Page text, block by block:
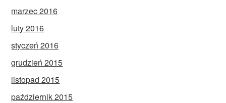
marzec 2016
luty 2016
styczeń 2016
grudzień 2015
listopad 2015
październik 2015